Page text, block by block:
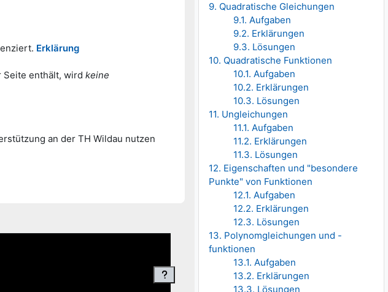
9. Quadratische Gleichungen
9.1. Aufgaben
9.2. Erklärungen
9.3. Lösungen
10. Quadratische Funktionen
10.1. Aufgaben
10.2. Erklärungen
10.3. Lösungen
11. Ungleichungen
11.1. Aufgaben
11.2. Erklärungen
11.3. Lösungen
12. Eigenschaften und "besondere
Punkte" von Funktionen
12.1. Aufgaben
12.2. Erklärungen
12.3. Lösungen
13. Polynomgleichungen und -
funktionen
13.1. Aufgaben
13.2. Erklärungen
13.3. Lösungen
Erklärung
Seite enthält, wird keine
an der TH Wildau nutzen